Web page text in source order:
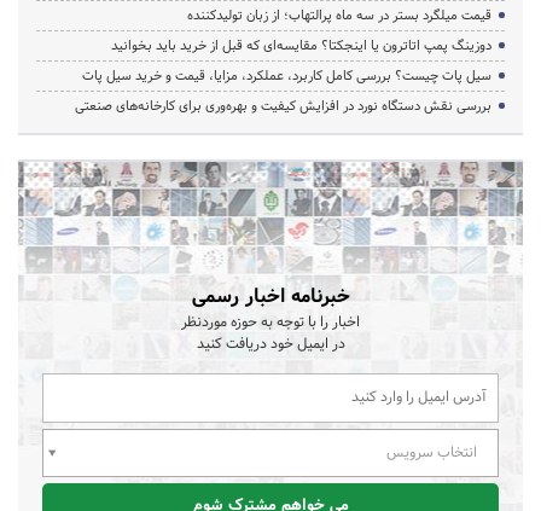
قیمت میلگرد بستر در سه ماه پرالتهاب؛ از زبان تولیدکننده
دوزینگ پمپ اتاترون یا اینجکتا؟ مقایسه‌ای که قبل از خرید باید بخوانید
سیل پات چیست؟ بررسی کامل کاربرد، عملکرد، مزایا، قیمت و خرید سیل پات
بررسی نقش دستگاه نورد در افزایش کیفیت و بهره‌وری برای کارخانه‌های صنعتی
خبرنامه اخبار رسمی
اخبار را با توجه به حوزه موردنظر
در ایمیل خود دریافت کنید
انتخاب سرویس